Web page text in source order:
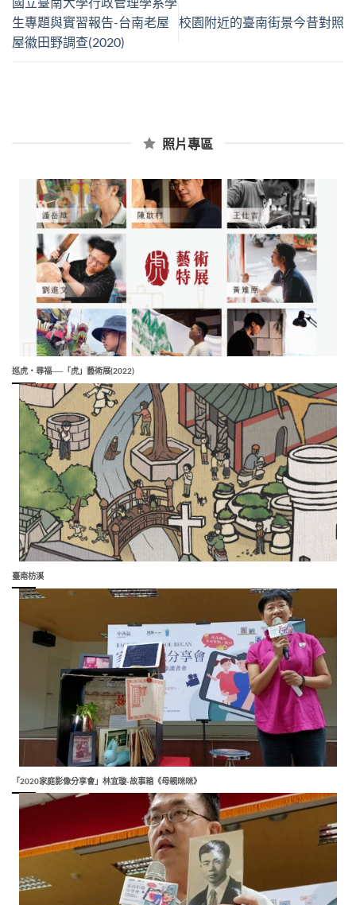
生專題與實習報告-台南老屋
屋徽田野調查(2020)
校園附近的臺南街景今昔對照
照片專區
巡虎‧尋福──「虎」藝術展(2022)
臺南枋溪
「2020家庭影像分享會」林宜璇-故事箱《母親咪咪》